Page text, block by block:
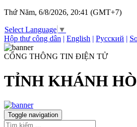
Thứ Năm, 6/8/2026, 20:41 (GMT+7)
Select Language ▼
Hộp thư công dân | English | Русский |
CỔNG THÔNG TIN ĐIỆN TỬ
TỈNH KHÁNH
Toggle navigation